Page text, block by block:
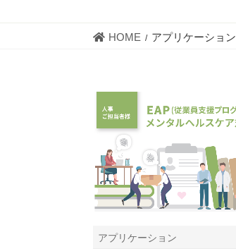
HOME アプリケーション
アプリケーション